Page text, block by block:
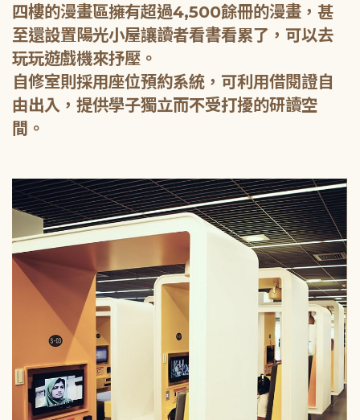
四樓的漫畫區擁有超過4,500餘冊的漫畫，甚
至還設置陽光小屋讓讀者看書看累了，可以去
玩玩遊戲機來抒壓。
自修室則採用座位預約系統，可利用借閱證自
由出入，提供學子獨立而不受打擾的研讀空
間。